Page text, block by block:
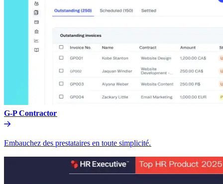
G-P Contractor​​
Embauchez des prestataires en toute simplicité.​​